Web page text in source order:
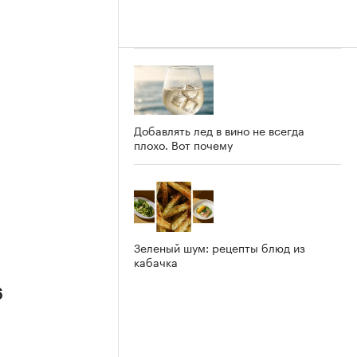
Добавлять лед в вино не всегда
плохо. Вот почему
Зеленый шум: рецепты блюд из
кабачка